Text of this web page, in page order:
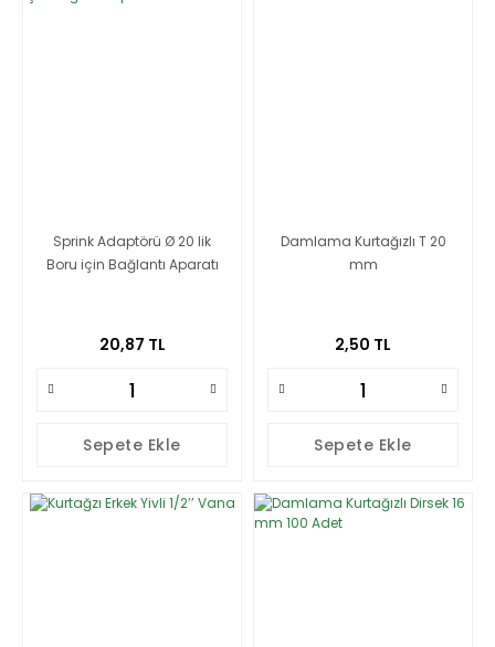
Sprink Adaptörü Ø 20 lik
Boru için Bağlantı Aparatı
20,87 TL
Sepete Ekle
Damlama Kurtağızlı T 20
mm
2,50 TL
Sepete Ekle